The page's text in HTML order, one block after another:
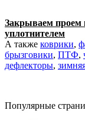
Закрываем проем
уплотнителем
А также коврики,
брызговики, ПТФ,
дефлекторы,
Популярные